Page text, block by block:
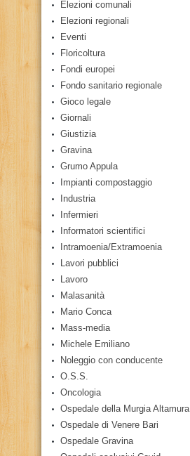
Elezioni comunali
Elezioni regionali
Eventi
Floricoltura
Fondi europei
Fondo sanitario regionale
Gioco legale
Giornali
Giustizia
Gravina
Grumo Appula
Impianti compostaggio
Industria
Infermieri
Informatori scientifici
Intramoenia/Extramoenia
Lavori pubblici
Lavoro
Malasanità
Mario Conca
Mass-media
Michele Emiliano
Noleggio con conducente
O.S.S.
Oncologia
Ospedale della Murgia Altamura
Ospedale di Venere Bari
Ospedale Gravina